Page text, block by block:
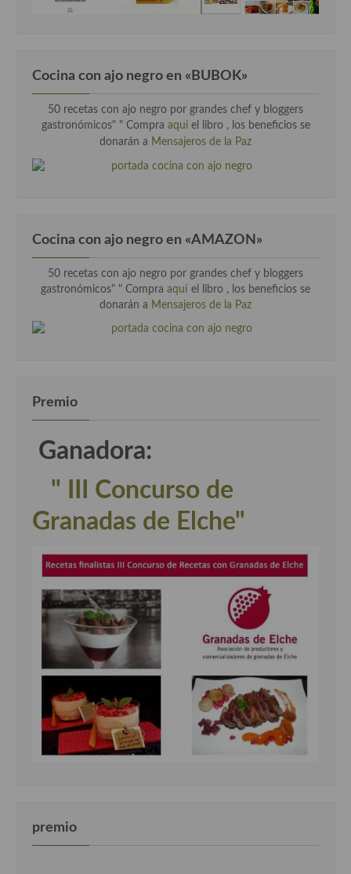
Cocina con ajo negro en «BUBOK»
50 recetas con ajo negro por grandes chef y bloggers
gastronómicos" " Compra aqui el libro , los beneficios se
donarán a Mensajeros de la Paz
Cocina con ajo negro en «AMAZON»
50 recetas con ajo negro por grandes chef y bloggers
gastronómicos" " Compra aquí el libro , los beneficios se
donarán a Mensajeros de la Paz
Premio
Ganadora:
" III Concurso de
Granadas de Elche"
premio